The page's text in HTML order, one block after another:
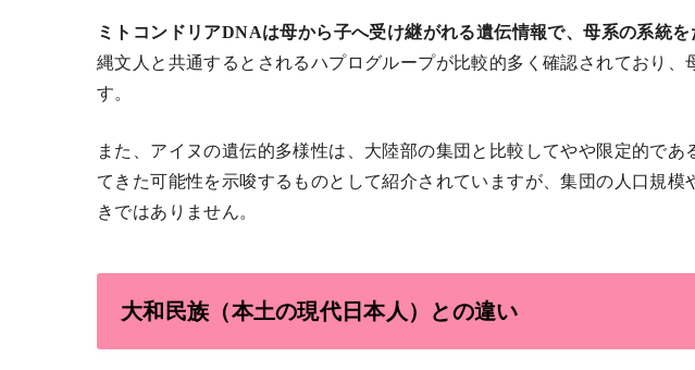
ミトコンドリアDNAは母から子へ受け継がれる遺伝情報で、母系の系統を
縄文人と共通するとされるハプログループが比較的多く確認されており
す。
また、アイヌの遺伝的多様性は、大陸部の集団と比較してやや限定的で
てきた可能性を示唆するものとして紹介されていますが、集団の人口規
きではありません。
大和民族（本土の現代日本人）との違い